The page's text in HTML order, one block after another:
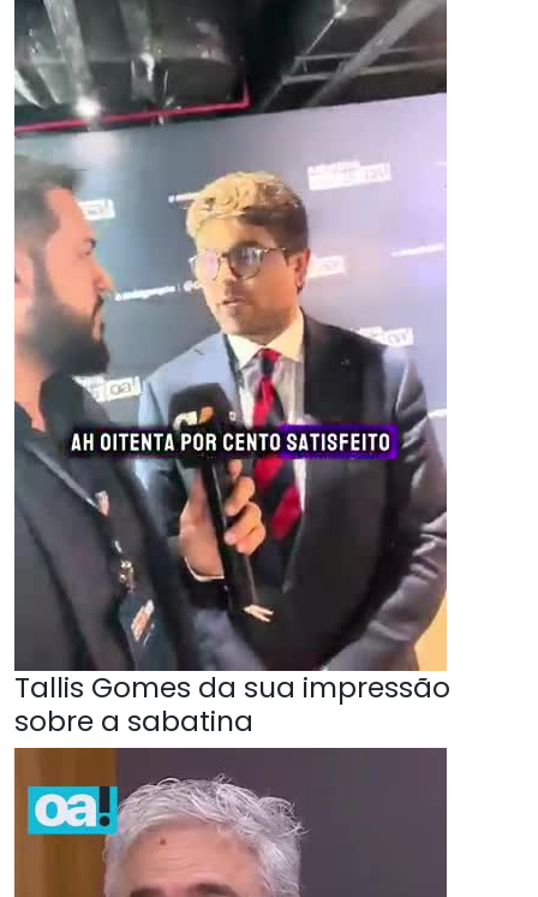
Tallis Gomes da sua impressão
sobre a sabatina